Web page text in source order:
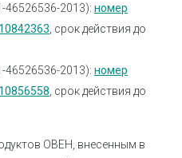
2013): номер
, срок действия до
2013): номер
, срок действия до
ОВЕН, внесенным в